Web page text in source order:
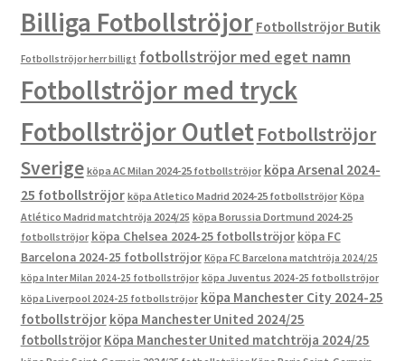
Billiga Fotbollströjor Fotbollströjor Butik
Fotbollströjor herr billigt fotbollströjor med eget namn
Fotbollströjor med tryck
Fotbollströjor OutletFotbollströjor
Sverige köpa AC Milan 2024-25 fotbollströjor köpa Arsenal 2024-
25 fotbollströjor köpa Atletico Madrid 2024-25 fotbollströjor Köpa
Atlético Madrid matchtröja 2024/25 köpa Borussia Dortmund 2024-25
fotbollströjor köpa Chelsea 2024-25 fotbollströjor köpa FC
Barcelona 2024-25 fotbollströjor Köpa FC Barcelona matchtröja 2024/25
köpa Inter Milan 2024-25 fotbollströjor köpa Juventus 2024-25 fotbollströjor
köpa Liverpool 2024-25 fotbollströjor köpa Manchester City 2024-25
fotbollströjor köpa Manchester United 2024/25
fotbollströjor Köpa Manchester United matchtröja 2024/25